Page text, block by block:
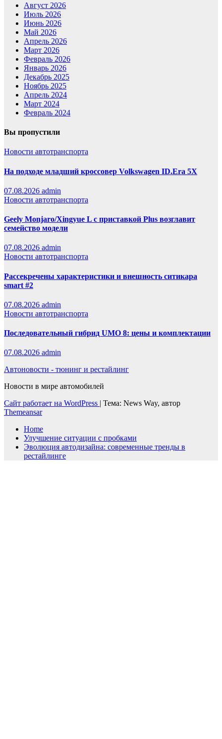
Август 2026
Июль 2026
Июнь 2026
Май 2026
Апрель 2026
Март 2026
Февраль 2026
Январь 2026
Декабрь 2025
Ноябрь 2025
Апрель 2024
Март 2024
Февраль 2024
Вы пропустили
Новости автотранспорта
На подходе младший кроссовер Volkswagen ID.Era 5X
07.08.2026 admin
Новости автотранспорта
Geely Monjaro/Xingyue L с приставкой Plus возглавит
семейство модели
07.08.2026 admin
Новости автотранспорта
Рассекречены характеристики и внешность ситикара
smart #2
07.08.2026 admin
Новости автотранспорта
Последовательный гибрид UMO 8: цены и комплектации
07.08.2026 admin
Автоновости - тюнинг и рестайлинг
Новости в мире автомобилей
Сайт работает на WordPress | Тема: News Way, автор
Themeansar
Home
Улучшение ситуации с пробками
Эволюция автодизайна: современные тренды в
рестайлинге